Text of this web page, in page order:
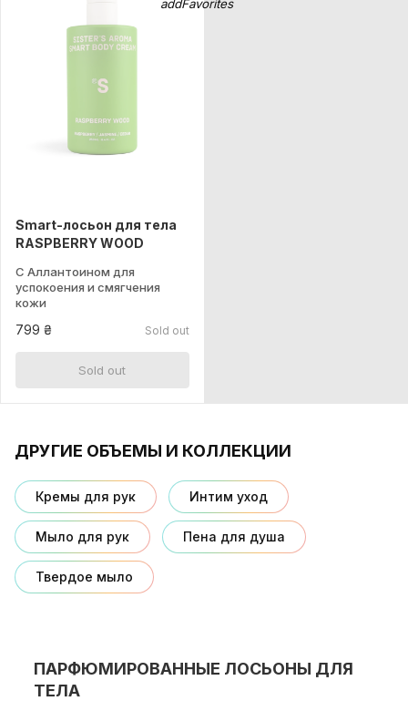
Smart-лосьон для тела
RASPBERRY WOOD
С Аллантоином для
успокоения и смягчения
кожи
799 ₴ Sold out
Sold out
ДРУГИЕ ОБЪЕМЫ И КОЛЛЕКЦИИ
Кремы для рук Интим уход
Мыло для рук Пена для душа
Твердое мыло
ПАРФЮМИРОВАННЫЕ ЛОСЬОНЫ ДЛЯ
ТЕЛА